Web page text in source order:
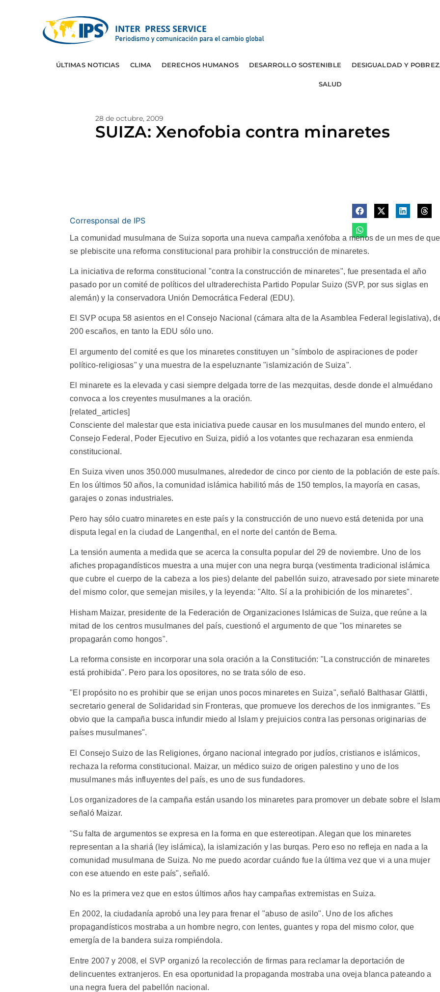
ÚLTIMAS NOTICIAS CLIMA DERECHOS HUMANOS DESARROLLO SOSTENIBLE DESIGUALDAD Y
SALUD
28 de octubre, 2009
SUIZA: Xenofobia contra minaretes
Corresponsal de IPS
La comunidad musulmana de Suiza soporta una nueva campaña xenófoba a menos de un mes de que
se plebiscite una reforma constitucional para prohibir la construcción de minaretes.
La iniciativa de reforma constitucional "contra la construcción de minaretes", fue presentada el año
pasado por un comité de políticos del ultraderechista Partido Popular Suizo (SVP, por sus siglas en
alemán) y la conservadora Unión Democrática Federal (EDU).
El SVP ocupa 58 asientos en el Consejo Nacional (cámara alta de la Asamblea Federal legislativa),
200 escaños, en tanto la EDU sólo uno.
El argumento del comité es que los minaretes constituyen un "símbolo de aspiraciones de poder
político-religiosas" y una muestra de la espeluznante "islamización de Suiza".
El minarete es la elevada y casi siempre delgada torre de las mezquitas, desde donde el almuédano
convoca a los creyentes musulmanes a la oración.
[related_articles]
Consciente del malestar que esta iniciativa puede causar en los musulmanes del mundo entero, el
Consejo Federal, Poder Ejecutivo en Suiza, pidió a los votantes que rechazaran esa enmienda
constitucional.
En Suiza viven unos 350.000 musulmanes, alrededor de cinco por ciento de la población de este país.
En los últimos 50 años, la comunidad islámica habilitó más de 150 templos, la mayoría en casas,
garajes o zonas industriales.
Pero hay sólo cuatro minaretes en este país y la construcción de uno nuevo está detenida por una
disputa legal en la ciudad de Langenthal, en el norte del cantón de Berna.
La tensión aumenta a medida que se acerca la consulta popular del 29 de noviembre. Uno de los
afiches propagandísticos muestra a una mujer con una negra burqa (vestimenta tradicional islámica
que cubre el cuerpo de la cabeza a los pies) delante del pabellón suizo, atravesado por siete
del mismo color, que semejan misiles, y la leyenda: "Alto. Sí a la prohibición de los minaretes".
Hisham Maizar, presidente de la Federación de Organizaciones Islámicas de Suiza, que reúne a la
mitad de los centros musulmanes del país, cuestionó el argumento de que "los minaretes se
propagarán como hongos".
La reforma consiste en incorporar una sola oración a la Constitución: "La construcción de minaretes
está prohibida". Pero para los opositores, no se trata sólo de eso.
"El propósito no es prohibir que se erijan unos pocos minaretes en Suiza", señaló Balthasar Glättli,
secretario general de Solidaridad sin Fronteras, que promueve los derechos de los inmigrantes. "Es
obvio que la campaña busca infundir miedo al Islam y prejuicios contra las personas originarias de
países musulmanes".
El Consejo Suizo de las Religiones, órgano nacional integrado por judíos, cristianos e islámicos,
rechaza la reforma constitucional. Maizar, un médico suizo de origen palestino y uno de los
musulmanes más influyentes del país, es uno de sus fundadores.
Los organizadores de la campaña están usando los minaretes para promover un debate sobre el
señaló Maizar.
"Su falta de argumentos se expresa en la forma en que estereotipan. Alegan que los minaretes
representan a la shariá (ley islámica), la islamización y las burqas. Pero eso no refleja en nada a la
comunidad musulmana de Suiza. No me puedo acordar cuándo fue la última vez que vi a una mujer
con ese atuendo en este país", señaló.
No es la primera vez que en estos últimos años hay campañas extremistas en Suiza.
En 2002, la ciudadanía aprobó una ley para frenar el "abuso de asilo". Uno de los afiches
propagandísticos mostraba a un hombre negro, con lentes, guantes y ropa del mismo color, que
emergía de la bandera suiza rompiéndola.
Entre 2007 y 2008, el SVP organizó la recolección de firmas para reclamar la deportación de
delincuentes extranjeros. En esa oportunidad la propaganda mostraba una oveja blanca pateando a
una negra fuera del pabellón nacional.